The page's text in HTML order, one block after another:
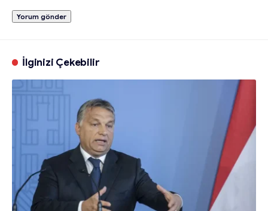
İlginizi Çekebilir